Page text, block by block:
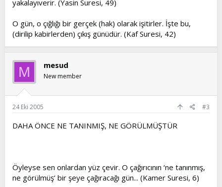
yakalayıverir. (Yasin Suresi, 49)
O gün, o çığlığı bir gerçek (hak) olarak işitirler. İşte bu,
(dirilip kabirlerden) çıkış günüdür. (Kaf Suresi, 42)
M mesud
New member
24 Eki 2005 #3
DAHA ÖNCE NE TANINMIŞ, NE GÖRÜLMÜŞTÜR
Öyleyse sen onlardan yüz çevir. O çağırıcının ‘ne tanınmış,
ne görülmüş’ bir şeye çağıracağı gün... (Kamer Suresi, 6)